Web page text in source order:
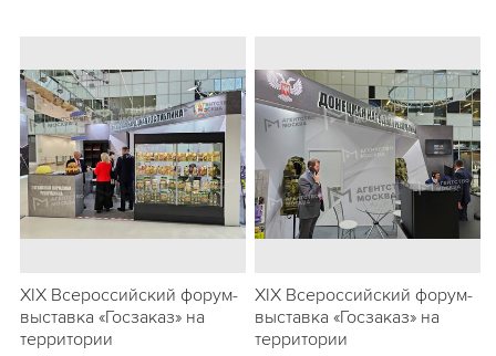
ХIХ Всероссийский форум-
выставка «Госзаказ» на
территории
ХIХ Всероссийский форум-
выставка «Госзаказ» на
территории